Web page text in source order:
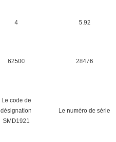
4 5.92
62500 28476
Le code de
désignation
SMD1921
Le numéro de série